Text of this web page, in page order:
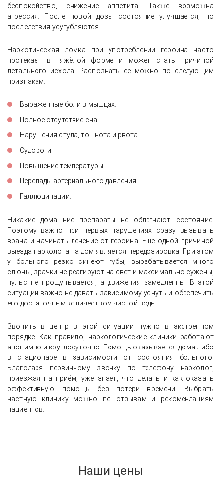
беспокойство, снижение аппетита. Также возможна
агрессия. После новой дозы состояние улучшается, но
последствия усугубляются.
Наркотическая ломка при употреблении героина часто
протекает в тяжёлой форме и может стать причиной
летального исхода. Распознать её можно по следующим
признакам:
Выраженные боли в мышцах.
Полное отсутствие сна.
Нарушения стула, тошнота и рвота.
Судороги.
Повышение температуры.
Перепады артериального давления.
Галлюцинации.
Никакие домашние препараты не облегчают
состояние.
Поэтому важно при первых нарушениях сразу вызывать
врача и начинать лечение от героина. Ещё одной причиной
выезда нарколога на дом является передозировка. При этом
у больного резко синеют губы, вырабатывается много
слюны, зрачки не реагируют на свет и максимально сужены,
пульс не прощупывается, а движения замедленны. В этой
ситуации важно не давать зависимому уснуть и обеспечить
его достаточным количеством чистой воды.
Звонить в центр в этой ситуации нужно в экстренном
порядке. Как правило, наркологические клиники работают
анонимно и круглосуточно. Помощь оказывается дома либо
в стационаре в зависимости от состояния больного.
Благодаря первичному звонку по телефону нарколог,
приезжая на приём, уже знает, что делать и как оказать
эффективную помощь без потери времени. Выбрать
частную клинику можно по отзывам и рекомендациям
пациентов.
Наши цены